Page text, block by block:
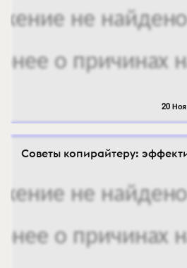
20
Советы копирайтеру: